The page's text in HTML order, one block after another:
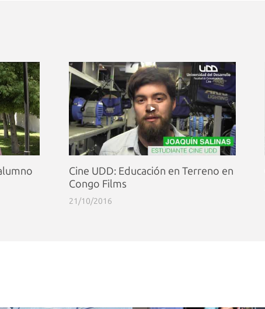
Cine UDD: Educación en Terreno en
Congo Films
21/10/2016